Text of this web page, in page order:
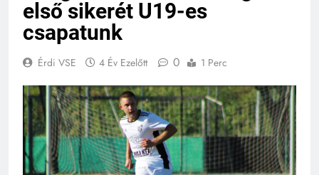
első sikerét U19-es
csapatunk
Érdi VSE 4 Év Ezelőtt 0 1 Perc